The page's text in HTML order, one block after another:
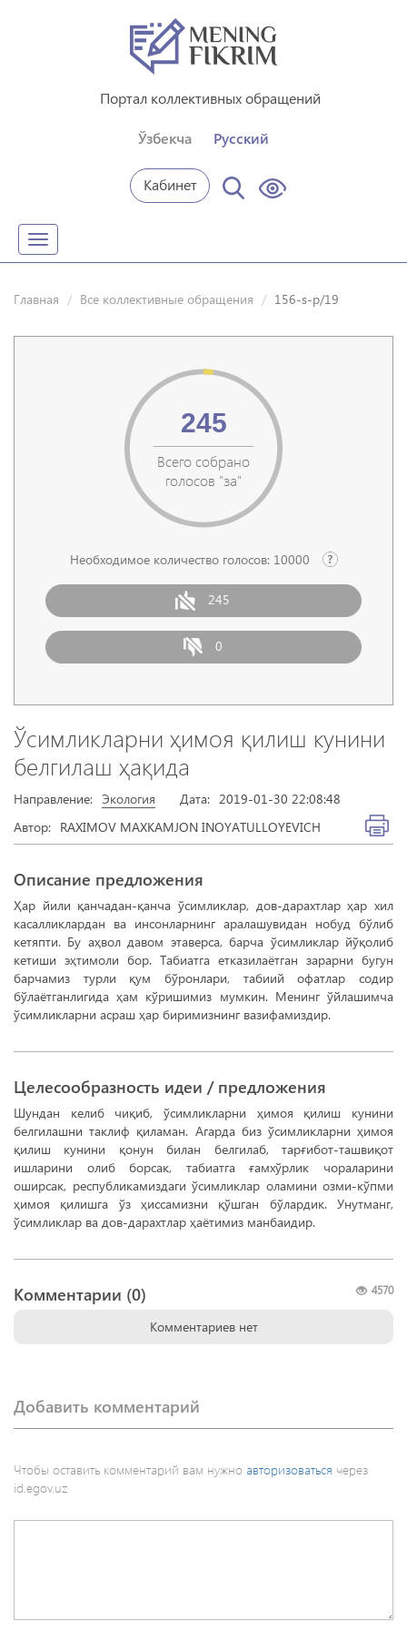
Портал коллективных обращений
Ўзбекча Русский
Кабинет
Toggle
navigation
Главная Все коллективные обращения 156-s-p/19
Всего собрано
голосов "за"
245
Необходимое количество голосов: 10000
245
0
Ўсимликларни ҳимоя қилиш кунини
белгилаш ҳақида
Направление: Экология Дата: 2019-01-30 22:08:48
Автор: RAXIMOV MAXKAMJON INOYATULLOYEVICH
Описание предложения
Ҳар йили қанчадан-қанча ўсимликлар, дов-дарахтлар ҳар хил
касалликлардан ва инсонларнинг аралашувидан нобуд бўлиб
кетяпти. Бу аҳвол давом этаверса, барча ўсимликлар йўқолиб
кетиши эҳтимоли бор. Табиатга етказилаётган зарарни бугун
барчамиз турли қум бўронлари, табиий офатлар содир
бўлаётганлигида ҳам кўришимиз мумкин. Менинг ўйлашимча
ўсимликларни асраш ҳар биримизнинг вазифамиздир.
Целесообразность идеи / предложения
Шундан келиб чиқиб, ўсимликларни ҳимоя қилиш кунини
белгилашни таклиф қиламан. Агарда биз ўсимликларни ҳимоя
қилиш кунини қонун билан белгилаб, тарғибот-ташвиқот
ишларини олиб борсак, табиатга ғамхўрлик чораларини
оширсак, республикамиздаги ўсимликлар оламини озми-кўпми
ҳимоя қилишга ўз ҳиссамизни қўшган бўлардик. Унутманг,
ўсимликлар ва дов-дарахтлар ҳаётимиз манбаидир.
4570
Комментарии (0)
Комментариев нет
Добавить комментарий
Чтобы оставить комментарий вам нужно авторизоваться через
id.egov.uz